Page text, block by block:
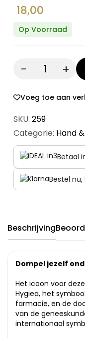
18,00
Op Voorraad
Quantity:
Voeg toe aan
SKU: 259
Categorie: Hand
Betaal
Bestel
Beschrijving
Dompel jezelf
Het icoon voor
Hygiea, het
farmacie, en de
van de
internationaal